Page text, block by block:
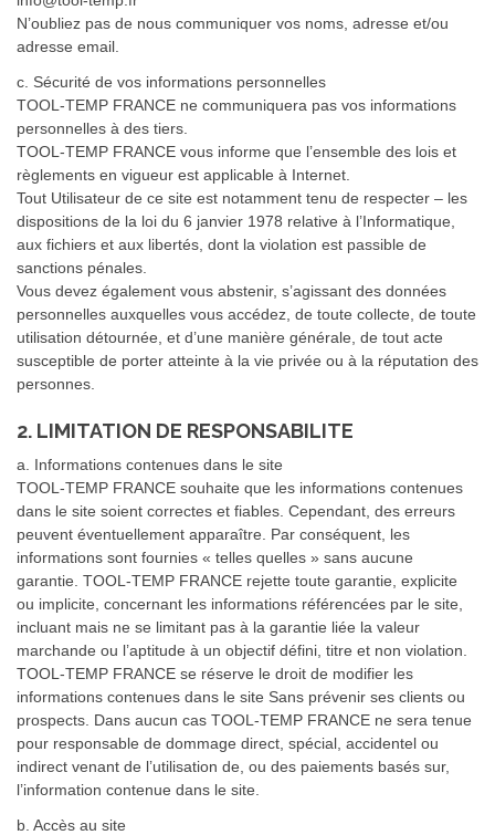
N’oubliez pas de nous communiquer vos noms, adresse et/ou
adresse email.
c. Sécurité de vos informations personnelles
TOOL-TEMP FRANCE ne communiquera pas vos informations
personnelles à des tiers.
TOOL-TEMP FRANCE vous informe que l’ensemble des lois et
règlements en vigueur est applicable à Internet.
Tout Utilisateur de ce site est notamment tenu de respecter – les
dispositions de la loi du 6 janvier 1978 relative à l’Informatique,
aux fichiers et aux libertés, dont la violation est passible de
sanctions pénales.
Vous devez également vous abstenir, s’agissant des données
personnelles auxquelles vous accédez, de toute collecte, de toute
utilisation détournée, et d’une manière générale, de tout acte
susceptible de porter atteinte à la vie privée ou à la réputation des
personnes.
2. LIMITATION DE RESPONSABILITE
a. Informations contenues dans le site
TOOL-TEMP FRANCE souhaite que les informations contenues
dans le site soient correctes et fiables. Cependant, des erreurs
peuvent éventuellement apparaître. Par conséquent, les
informations sont fournies « telles quelles » sans aucune
garantie. TOOL-TEMP FRANCE rejette toute garantie, explicite
ou implicite, concernant les informations référencées par le site,
incluant mais ne se limitant pas à la garantie liée la valeur
marchande ou l’aptitude à un objectif défini, titre et non violation.
TOOL-TEMP FRANCE se réserve le droit de modifier les
informations contenues dans le site Sans prévenir ses clients ou
prospects. Dans aucun cas TOOL-TEMP FRANCE ne sera tenue
pour responsable de dommage direct, spécial, accidentel ou
indirect venant de l’utilisation de, ou des paiements basés sur,
l’information contenue dans le site.
b. Accès au site